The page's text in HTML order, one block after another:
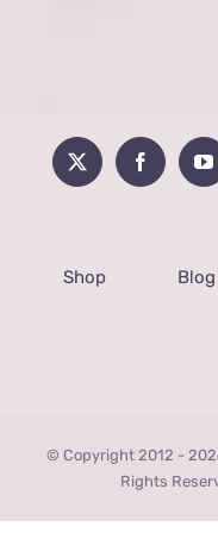
Shop Blog
© Copyright 2012 -
Rights